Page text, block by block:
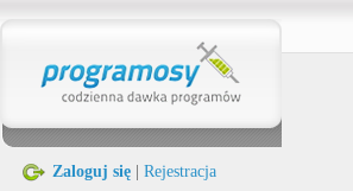
Zaloguj się Rejestracja